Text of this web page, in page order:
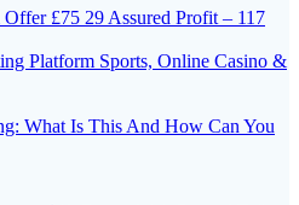
£75 29 Assured Profit – 117
Platform Sports, Online Casino &
What Is This And How Can You